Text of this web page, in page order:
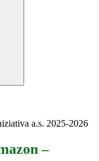
a.s. 2025-2026
–